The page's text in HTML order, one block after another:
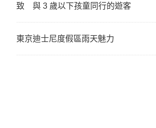
致 與 3 歲以下孩童同行的遊客
東京迪士尼度假區雨天魅力